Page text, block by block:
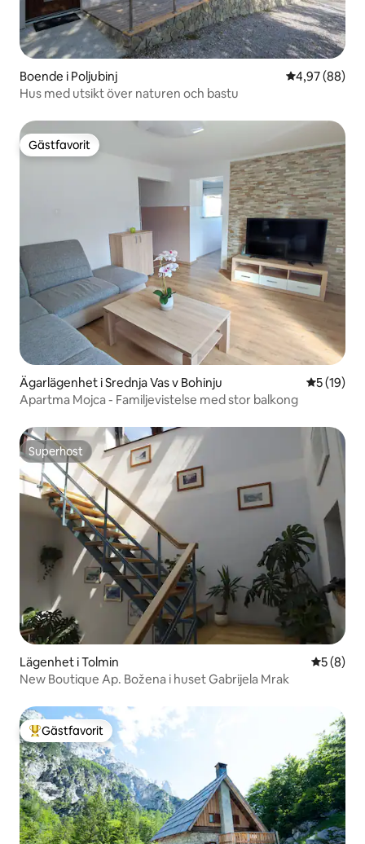
Boende i Poljubinj 4,97 av 5 i
4,97 (88)
Hus med utsikt över naturen och bastu
Gästfavorit
Gästfavorit
Ägarlägenhet i Srednja Vas v Bohinju 5 av 5 i
5 (19)
Apartma Mojca - Familjevistelse med stor balkong
Superhost
Superhost
Lägenhet i Tolmin 5 av 5 i
5 (8)
New Boutique Ap. Božena i huset Gabrijela Mrak
Populär gästfavorit
Gästfavorit